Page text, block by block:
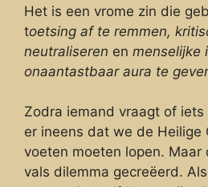
Het is een vrome zin die
toetsing af te remmen,
neutraliseren en menselijke
onaantastbaar aura te
Zodra iemand vraagt of
er ineens dat we de Heilige
voeten moeten lopen. Maar
vals dilemma gecreëerd.